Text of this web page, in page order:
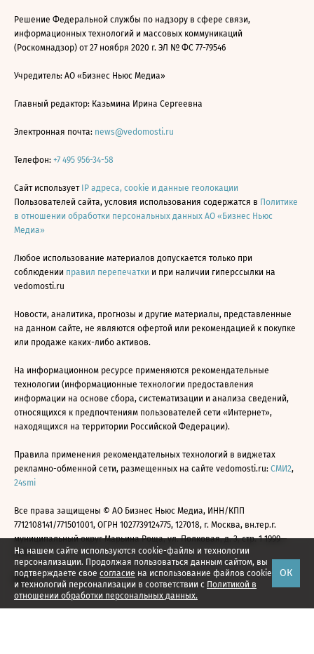
На нашем сайте используются cookie-файлы и технологии
персонализации. Продолжая пользоваться данным сайтом, вы
подтверждаете свое согласие на использование файлов cookie
и технологий персонализации в соответствии с Политикой в
отношении обработки персональных данных.
ОК
Решение Федеральной службы по надзору в сфере связи,
информационных технологий и массовых коммуникаций
(Роскомнадзор) от 27 ноября 2020 г. ЭЛ № ФС 77-79546
Учредитель: АО «Бизнес Ньюс Медиа»
Главный редактор: Казьмина Ирина Сергеевна
Электронная почта: news@vedomosti.ru
Телефон: +7 495 956-34-58
Сайт использует IP адреса, cookie и данные геолокации
Пользователей сайта, условия использования содержатся в Политике
в отношении обработки персональных данных АО «Бизнес Ньюс
Медиа»
Любое использование материалов допускается только при
соблюдении правил перепечатки и при наличии гиперссылки на
vedomosti.ru
Новости, аналитика, прогнозы и другие материалы, представленные
на данном сайте, не являются офертой или рекомендацией к покупке
или продаже каких-либо активов.
На информационном ресурсе применяются рекомендательные
технологии (информационные технологии предоставления
информации на основе сбора, систематизации и анализа сведений,
относящихся к предпочтениям пользователей сети «Интернет»,
находящихся на территории Российской Федерации).
Правила применения рекомендательных технологий в виджетах
рекламно-обменной сети, размещенных на сайте vedomosti.ru: СМИ2,
24smi
Все права защищены © АО Бизнес Ньюс Медиа, ИНН/КПП
7712108141/771501001, ОГРН 1027739124775, 127018, г. Москва, вн.тер.г.
муниципальный округ Марьина Роща, ул. Полковая, д. 3, стр. 1 1999—
2026